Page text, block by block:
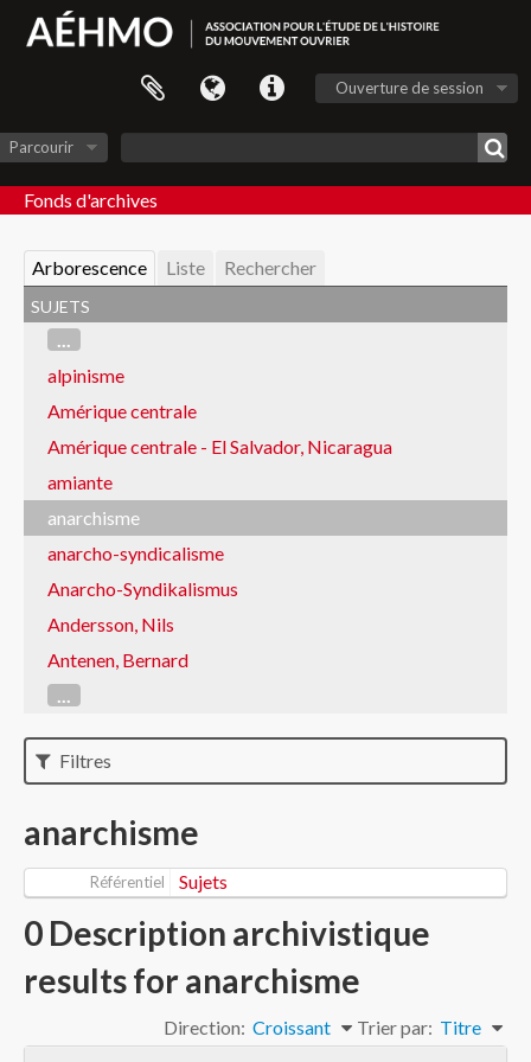
Ouverture de session
Parcourir
Fonds d'archives
Arborescence Liste Rechercher
sujets
...
alpinisme
Amérique centrale
Amérique centrale - El Salvador, Nicaragua
amiante
anarchisme
anarcho-syndicalisme
Anarcho-Syndikalismus
Andersson, Nils
Antenen, Bernard
...
Filtres
anarchisme
Référentiel Sujets
0 Description archivistique
results for anarchisme
Trier par: Titre
Direction: Croissant